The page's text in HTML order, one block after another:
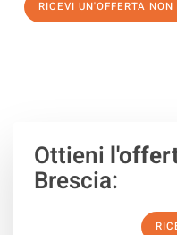
RICEVI UN'OFFERTA
Ottieni
Brescia: